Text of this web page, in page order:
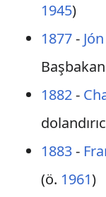
1945)
1877-
1882-
1883-
(ö. 1961)